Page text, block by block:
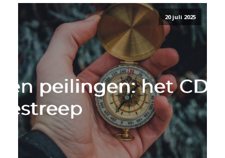
20 juli 2025